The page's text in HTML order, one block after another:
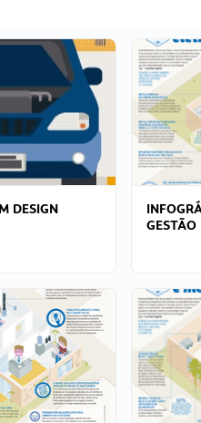
DESIGN
GESTÃO